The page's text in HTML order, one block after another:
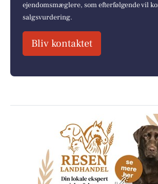
ejendomsmæglere, som efterfølgende vil
salgsvurdering.
Bliv kontaktet